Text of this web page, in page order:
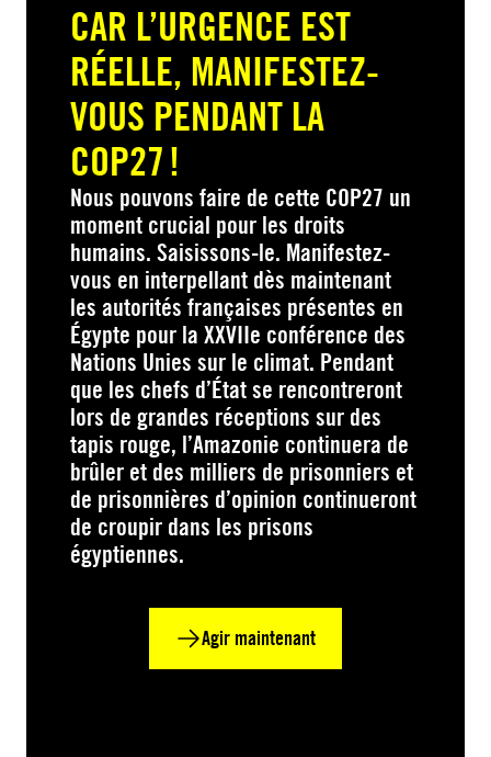
CAR L’URGENCE EST
RÉELLE, MANIFESTEZ-
VOUS PENDANT LA
COP27 !
Nous pouvons faire de cette COP27 un
moment crucial pour les droits
humains. Saisissons-le. Manifestez-
vous en interpellant dès maintenant
les autorités françaises présentes en
Égypte pour la XXVIIe conférence des
Nations Unies sur le climat. Pendant
que les chefs d’État se rencontreront
lors de grandes réceptions sur des
tapis rouge, l’Amazonie continuera de
brûler et des milliers de prisonniers et
de prisonnières d’opinion continueront
de croupir dans les prisons
égyptiennes.
Agir maintenant